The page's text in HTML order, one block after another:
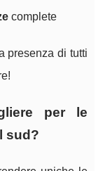
complete
presenza di tutti
per le
sud?